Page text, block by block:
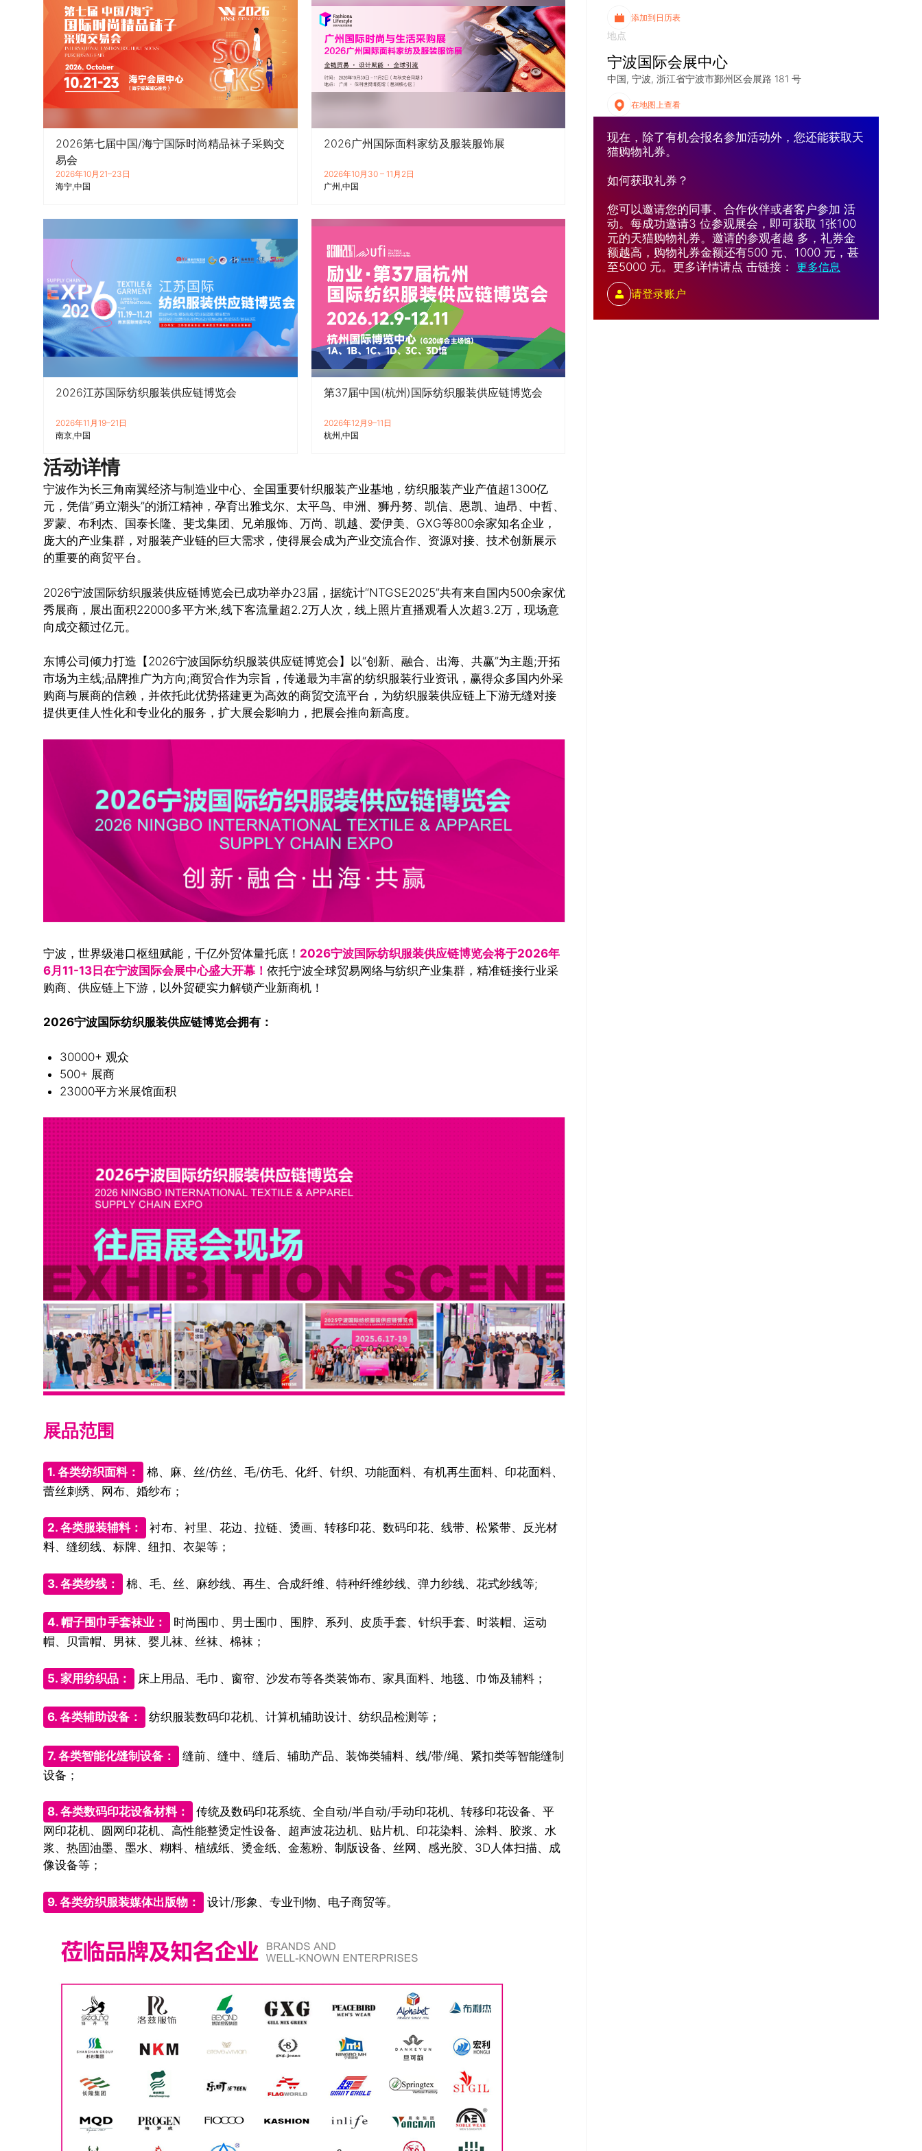
2026第七届中国/海宁国际时尚精品袜子采购交
易会
2026年10月21–23日
海宁 中国
2026广州国际面料家纺及服装服饰展
2026年10月30 – 11月2日
广州 中国
2026江苏国际纺织服装供应链博览会
2026年11月19–21日
南京 中国
第37届中国(杭州)国际纺织服装供应链博览会
2026年12月9–11日
杭州 中国
活动详情
宁波作为长三角南翼经济与制造业中心、全国重要针织服装产业基地，纺织服装产业产值超1300亿
元，凭借“勇立潮头”的浙江精神，孕育出雅戈尔、太平鸟、申洲、狮丹努、凯信、恩凯、迪昂、中哲、
罗蒙、布利杰、国泰长隆、斐戈集团、兄弟服饰、万尚、凯越、爱伊美、GXG等800余家知名企业，
庞大的产业集群，对服装产业链的巨大需求，使得展会成为产业交流合作、资源对接、技术创新展示
的重要的商贸平台。
2026宁波国际纺织服装供应链博览会已成功举办23届，据统计“NTGSE2025”共有来自国内500余家优
秀展商，展出面积22000多平方米,线下客流量超2.2万人次，线上照片直播观看人次超3.2万，现场意
向成交额过亿元。
东博公司倾力打造【2026宁波国际纺织服装供应链博览会】以“创新、融合、出海、共赢”为主题;开拓
市场为主线;品牌推广为方向;商贸合作为宗旨，传递最为丰富的纺织服装行业资讯，赢得众多国内外采
购商与展商的信赖，并依托此优势搭建更为高效的商贸交流平台，为纺织服装供应链上下游无缝对接
提供更佳人性化和专业化的服务，扩大展会影响力，把展会推向新高度。
宁波，世界级港口枢纽赋能，千亿外贸体量托底！ 2026宁波国际纺织服装供应链博览会将于2026年
6月11-13日在宁波国际会展中心盛大开幕！ 依托宁波全球贸易网络与纺织产业集群，精准链接行业采
购商、供应链上下游，以外贸硬实力解锁产业新商机！
2026宁波国际纺织服装供应链博览会拥有：
30000+ 观众
500+ 展商
23000平方米展馆面积
展品范围
1. 各类纺织面料：
棉、麻、丝/仿丝、毛/仿毛、化纤、针织、功能面料、有机再生面料、印花面料、
蕾丝刺绣、网布、婚纱布；
2. 各类服装辅料：
衬布、衬里、花边、拉链、烫画、转移印花、数码印花、线带、松紧带、反光材
料、缝纫线、标牌、纽扣、衣架等；
3. 各类纱线： 棉、毛、丝、麻纱线、再生、合成纤维、特种纤维纱线、弹力纱线、花式纱线等;
4. 帽子围巾手套袜业：
时尚围巾、男士围巾、围脖、系列、皮质手套、针织手套、时装帽、运动
帽、贝雷帽、男袜、婴儿袜、丝袜、棉袜；
5. 家用纺织品： 床上用品、毛巾、窗帘、沙发布等各类装饰布、家具面料、地毯、巾饰及辅料；
6. 各类辅助设备： 纺织服装数码印花机、计算机辅助设计、纺织品检测等；
7. 各类智能化缝制设备：
缝前、缝中、缝后、辅助产品、装饰类辅料、线/带/绳、紧扣类等智能缝制
设备；
8. 各类数码印花设备材料：
传统及数码印花系统、全自动/半自动/手动印花机、转移印花设备、平
网印花机、圆网印花机、高性能整烫定性设备、超声波花边机、贴片机、印花染料、涂料、胶浆、水
浆、热固油墨、墨水、糊料、植绒纸、烫金纸、金葱粉、制版设备、丝网、感光胶、3D人体扫描、成
像设备等；
9. 各类纺织服装媒体出版物： 设计/形象、专业刊物、电子商贸等。
添加到日历表
地点
宁波国际会展中心
中国 宁波 浙江省宁波市鄞州区会展路 181 号
在地图上查看
现在，除了有机会报名参加活动外，您还能获取天
猫购物礼券。
如何获取礼券？
您可以邀请您的同事、合作伙伴或者客户参加 活
动。每成功邀请3 位参观展会，即可获取 1张100
元的天猫购物礼券。邀请的参观者越 多，礼券金
额越高，购物礼券金额还有500 元、1000 元，甚
至5000 元。更多详情请点 击链接： 更多信息
请登录账户
关闭